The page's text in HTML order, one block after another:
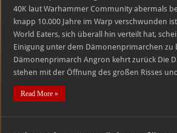
40K laut Warhammer Community abermals
knapp 10.000 Jahre im Warp verschwunden
World Eaters, sich überall hin verteilt hat,
Einigung unter dem Dämonenprimarchen zu
Dämonenprimarch Angron kehrt zurück Die
stehen mit der Öffnung des großen Risses
Read More »